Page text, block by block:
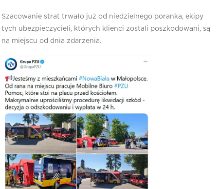
Szacowanie strat trwało już od niedzielnego poranka, ekipy
tych ubezpieczycieli, których klienci zostali poszkodowani, są
na miejscu od dnia zdarzenia.